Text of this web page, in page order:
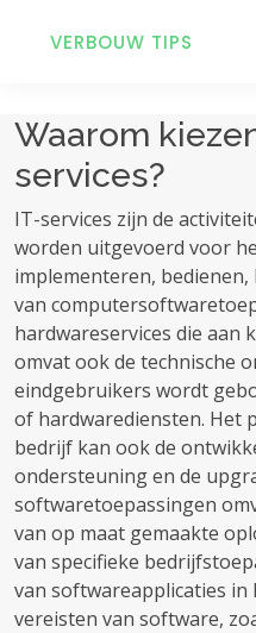
VERBOUW TIPS
Waarom
services?
IT-services zijn de
worden uitgevoerd voor
implementeren,
van
hardwareservices die aan
omvat ook de technische
eindgebruikers wordt
of hardwarediensten. Het
bedrijf kan ook de
ondersteuning en de
softwaretoepassingen
van op maat gemaakte
van specifieke
van softwareapplicaties in
vereisten van software,